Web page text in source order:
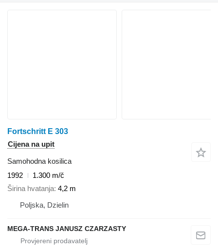
Fortschritt E 303
Cijena na upit
Samohodna kosilica
1992
1.300 m/č
Širina hvatanja 4,2 m
Poljska, Dzielin
MEGA-TRANS JANUSZ CZARZASTY